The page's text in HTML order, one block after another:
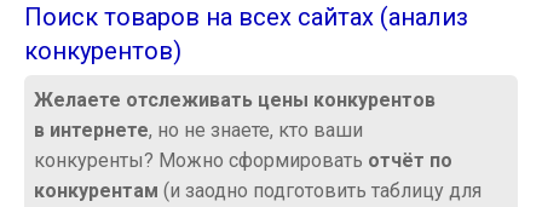
Поиск товаров на всех сайтах (анализ
конкурентов)
Желаете отслеживать цены конкурентов
в интернете, но не знаете, кто ваши
конкуренты? Можно сформировать отчёт по
конкурентам (и заодно подготовить таблицу для